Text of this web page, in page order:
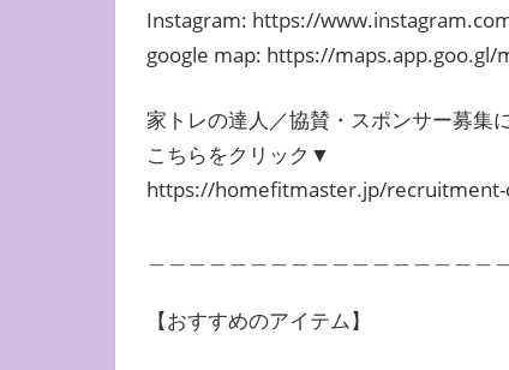
Instagram: https://
google map: https://maps.app.goo.gl/
家トレの達人／協賛・スポンサー募集
こちらをクリック▼
https://homefitmaster.jp/recruitment-
【おすすめのアイテム】